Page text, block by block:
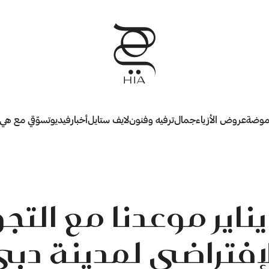
موضةعروض الأزياءجمالترفيه وفنونلايف ستايلأخبارفيديوتسوّقي مع هي
19 يناير موعدنا مع
لمدينة